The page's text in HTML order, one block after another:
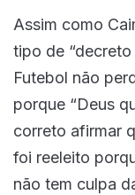
Assim como
tipo de “decreto
Futebol não
porque “Deus
correto afirmar
foi reeleito
não tem culpa